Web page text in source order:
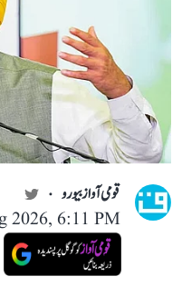
قومی آواز بیورو
2026, 6:11 PM